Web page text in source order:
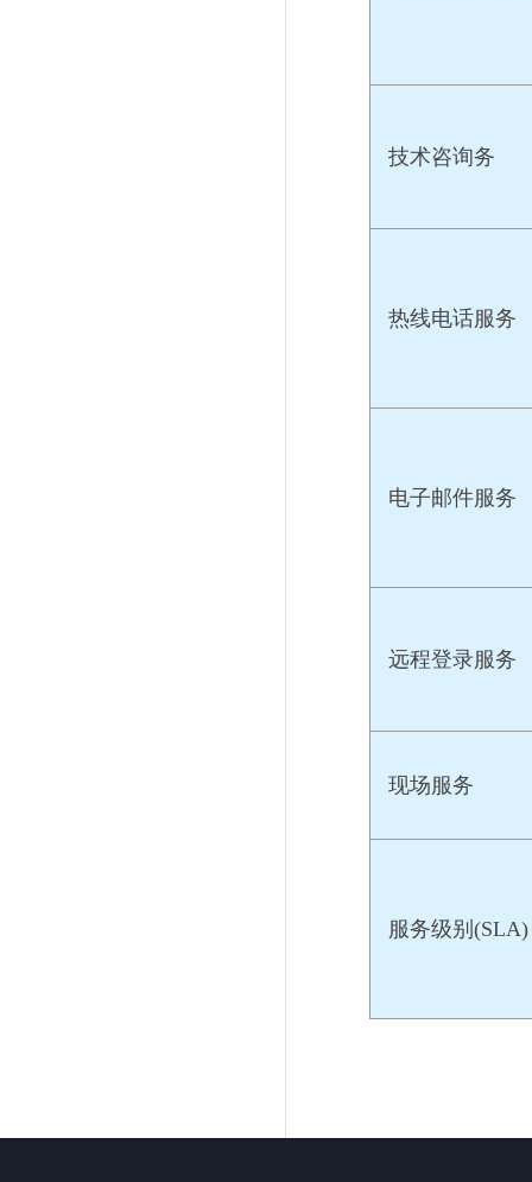
技术咨询务
热线电话服务
电子邮件服务
远程登录服务
现场服务
服务级别(SLA)